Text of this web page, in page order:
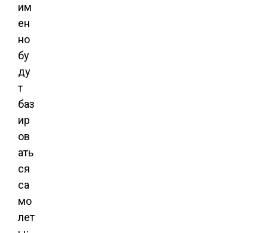
им
ен
но
бу
ду
т
баз
ир
ов
ать
ся
са
мо
лет